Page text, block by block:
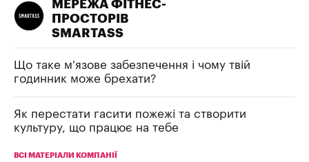
МЕРЕЖА ФІТНЕС-
ПРОСТОРІВ
SMARTASS
Що таке м'язове забезпечення і чому твій
годинник може брехати?
Як перестати гасити пожежі та створити
культуру, що працює на тебе
ВСІ МАТЕРІАЛИ КОМПАНІЇ